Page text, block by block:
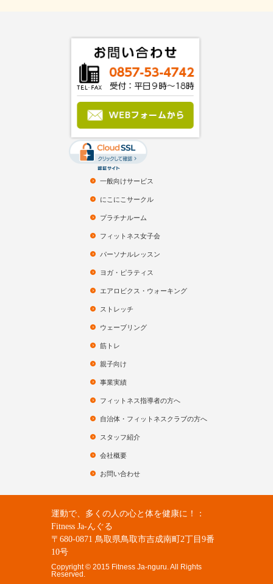
一般向けサービス
にこにこサークル
プラチナルーム
フィットネス女子会
パーソナルレッスン
ヨガ・ピラティス
エアロビクス・ウォーキング
ストレッチ
ウェーブリング
筋トレ
親子向け
事業実績
フィットネス指導者の方へ
自治体・フィットネスクラブの方へ
スタッフ紹介
会社概要
お問い合わせ
運動で、多くの人の心と体を健康に！：
Fitness Ja-んぐる
〒680-0871 鳥取県鳥取市吉成南町2丁目9番
10号
Copyright © 2015 Fitness Ja-nguru. All Rights
Reserved.